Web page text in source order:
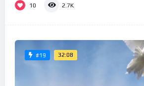
10 2.7K
#19 32:08